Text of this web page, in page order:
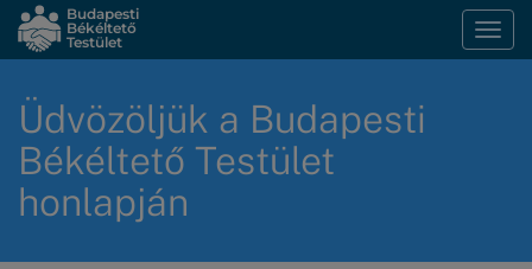
Ugrás
tartalomra
Budapesti
Békéltető
Testület
Üdvözöljük a Budapesti
Békéltető Testület
honlapján